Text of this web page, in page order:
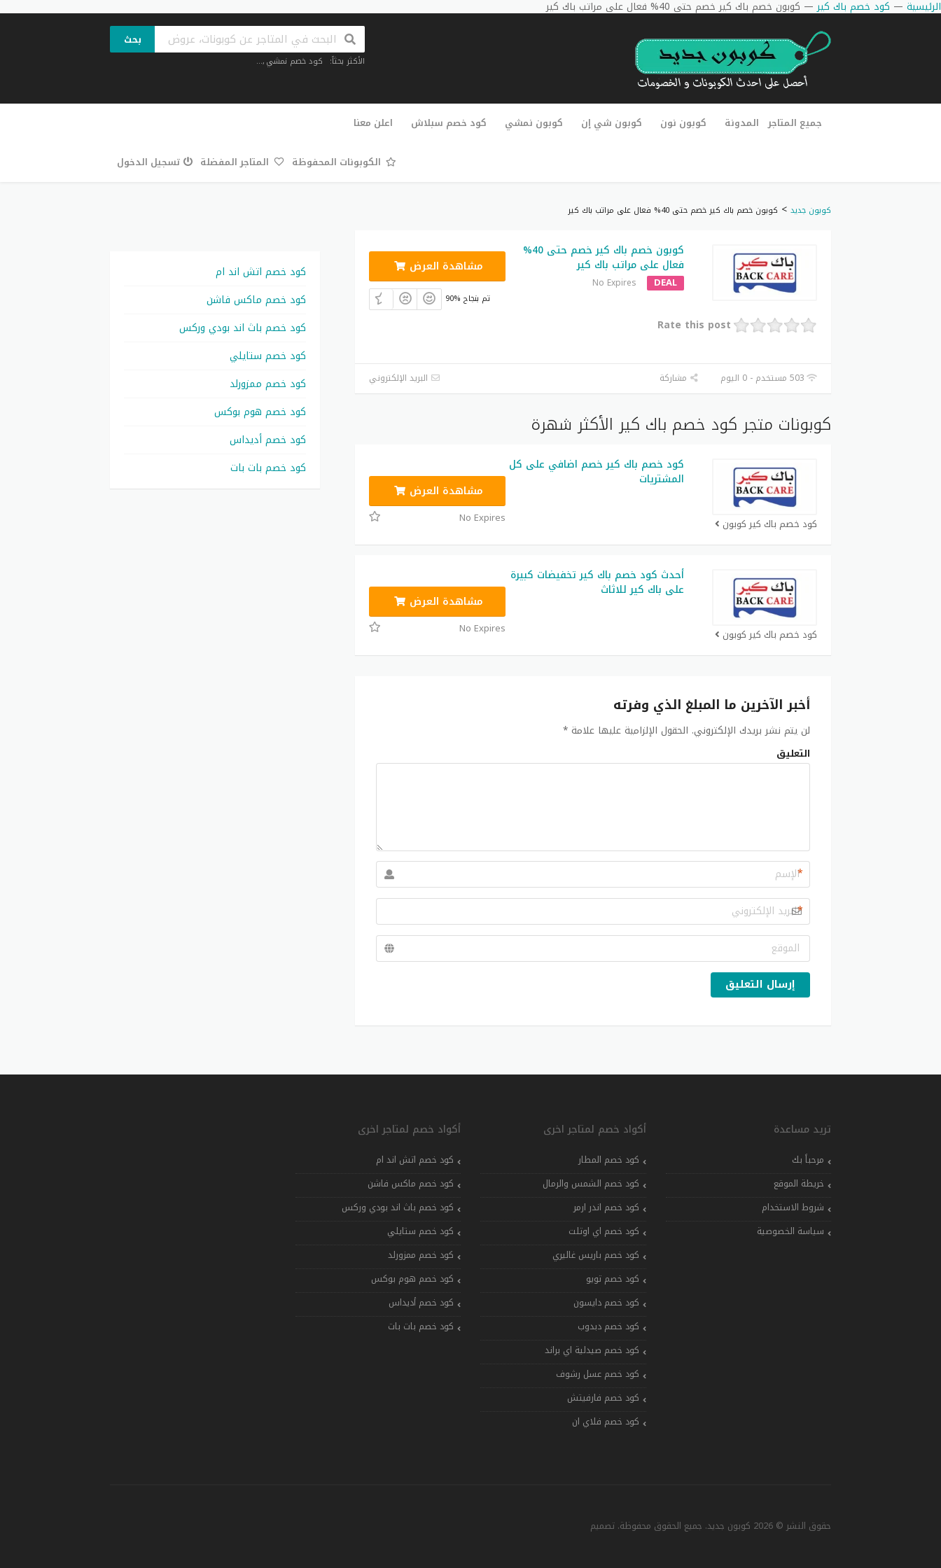
الرئيسية — كود خصم باك كير— كوبون خصم باك كير خصم حتى 40% فعال على مراتب باك كير
بحث
الأكثر بحثاً: كود خصم نمشي,...
تخطي
جميع المتاجر المدونة كوبون نون كوبون شي إن كوبون نمشي كود خصم سبلاش اعلن معنا
الكوبونات المحفوظة المتاجر المفضلة تسجيل الدخول
كوبون جديد > كوبون خصم باك كير خصم حتى 40% فعال على مراتب باك كير
كوبون خصم باك كير خصم حتى 40%
فعال على مراتب باك كير
DEAL
No Expires
مشاهدة العرض
90% تم بنجاح
Rate this post
503 مستخدم - 0 اليوم مشاركة البريد الإلكتروني
كوبونات متجر كود خصم باك كير الأكثر شهرة
كود خصم باك كير كوبون
كود خصم باك كير خصم اضافي على كل
المشتريات
مشاهدة العرض
No Expires
كود خصم باك كير كوبون
أحدث كود خصم باك كير تخفيضات كبيرة
على باك كير للاثاث
مشاهدة العرض
No Expires
أخبر الآخرين ما المبلغ الذي وفرته
لن يتم نشر بريدك الإلكتروني. الحقول الإلزامية عليها علامة *
التعليق
*
*
إرسال التعليق
كود خصم اتش اند ام
كود خصم ماكس فاشن
كود خصم باث اند بودي وركس
كود خصم ستايلي
كود خصم ممزورلد
كود خصم هوم بوكس
كود خصم أديداس
كود خصم بات بات
تريد مساعدة
مرحباً بك
خريطة الموقع
شروط الاستخدام
سياسة الخصوصية
أكواد خصم لمتاجر اخرى
كود خصم المطار
كود خصم الشمس والرمال
كود خصم اندر ارمر
كود خصم اي اوتلت
كود خصم باريس غاليري
كود خصم تويو
كود خصم دايسون
كود خصم دبدوب
كود خصم صيدلية اي براند
كود خصم عسل رشوف
كود خصم فارفيتش
كود خصم فلاي ان
أكواد خصم لمتاجر اخرى
كود خصم اتش اند ام
كود خصم ماكس فاشن
كود خصم باث اند بودي وركس
كود خصم ستايلي
كود خصم ممزورلد
كود خصم هوم بوكس
كود خصم أديداس
كود خصم بات بات
حقوق النشر © 2026 كوبون جديد. جميع الحقوق محفوظة. تصميم